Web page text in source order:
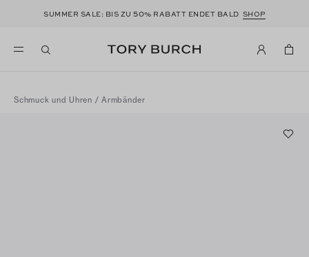
SUMMER SALE: BIS ZU50% RABATT ENDET BALD SHOP
Schmuck und Uhren / Armbänder